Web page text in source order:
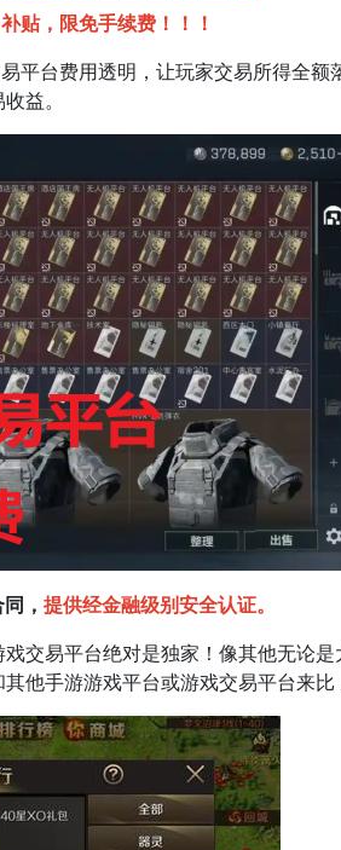
贴，限免手续费！！！
台费用透明，让玩家交易所得全额
益。
， 提供经金融级别安全认证。
易平台绝对是独家！像其他无论是
他手游游戏平台或游戏交易平台来比